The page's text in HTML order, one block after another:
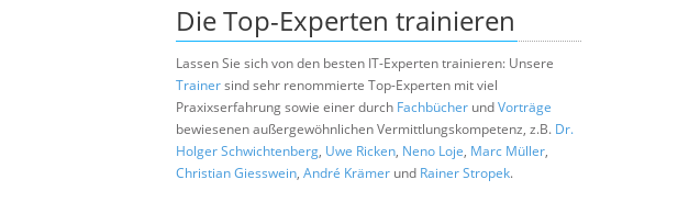
Die Top-Experten trainieren
Lassen Sie sich von den besten IT-Experten trainieren: Unsere
Trainersind sehr renommierte Top-Experten mit viel
Praxixserfahrung sowie einer durch Fachbücher undVorträge
bewiesenen außergewöhnlichen Vermittlungskompetenz, z.B. Dr.
Holger Schwichtenberg, Uwe Ricken, Neno Loje, Marc Müller,
Christian Giesswein, André Krämer und Rainer Stropek.